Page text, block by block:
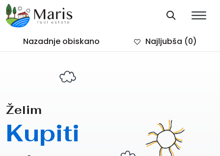
Nazadnje obiskano Najljubša (0)
Želim
Kupiti